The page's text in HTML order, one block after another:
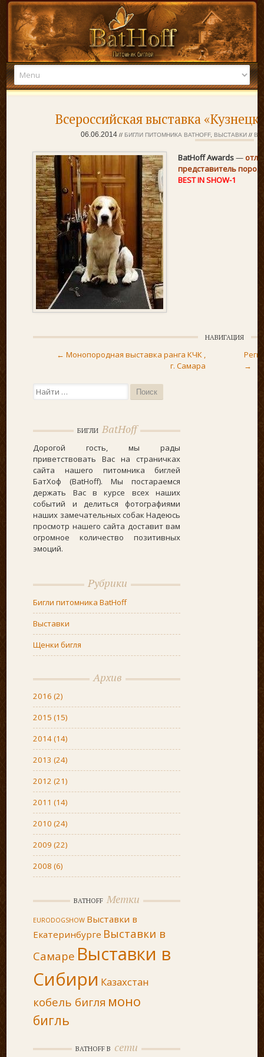
Всероссийская выставка
06.06.2014 // БИГЛИ ПИТОМНИКА BATHOFF, ВЫСТАВКИ //
BatHoff Awards—
представитель
BEST IN SHOW-1
Post navigation
НАВИГАЦИЯ
← Монопородная выставка ранга КЧК ,
г. Самара
→
Поиск...
БИГЛИ BatHoff
Дорогой гость, мы рады
приветствовать Вас на страничках
сайта нашего питомника биглей
БатХоф (BatHoff). Мы постараемся
держать Вас в курсе всех наших
событий и делиться фотографиями
наших замечательных собак Надеюсь
просмотр нашего сайта доставит вам
огромное количество позитивных
эмоций.
Рубрики
Бигли питомника BatHoff
Выставки
Щенки бигля
Архив
2016(2)
2015(15)
2014(14)
2013(24)
2012(21)
2011(14)
2010(24)
2009(22)
2008(6)
BATHOFF Метки
EURODOGSHOW Выставки в
Екатеринбурге Выставки в
Самаре Выставки в
Сибири Казахстан
кобель бигля моно
бигль
BATHOFF В сети